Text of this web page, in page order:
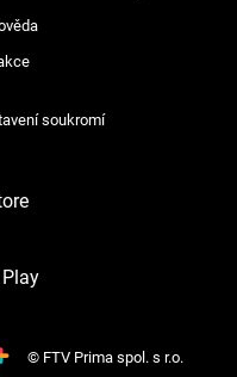
soukromí
© FTV Prima spol. s r.o.